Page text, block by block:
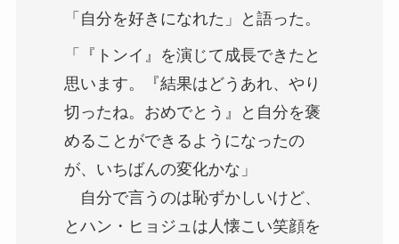
「自分を好きになれた」と語った。
「『トンイ』を演じて成長できたと
思います。『結果はどうあれ、やり
切ったね。おめでとう』と自分を褒
めることができるようになったの
が、いちばんの変化かな」
自分で言うのは恥ずかしいけど、
とハン・ヒョジュは人懐こい笑顔を